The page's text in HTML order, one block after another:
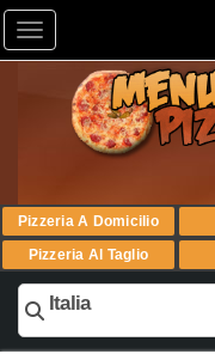
Toggle navigation
Pizzeria A Domicilio
Pizzeria Al Taglio
Italia